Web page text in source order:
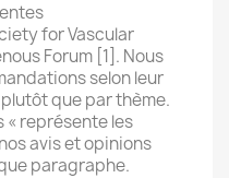
for Vascular
Forum [1]. Nous
selon leur
que par thème.
« représente les
avis et opinions
paragraphe.